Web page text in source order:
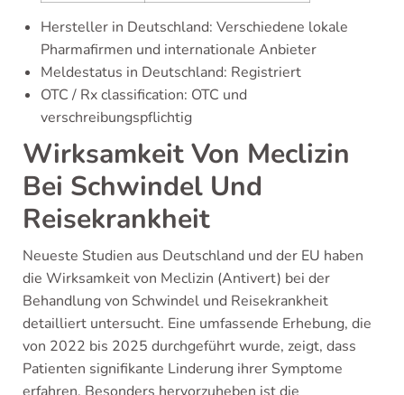
Hersteller in Deutschland: Verschiedene lokale
Pharmafirmen und internationale Anbieter
Meldestatus in Deutschland: Registriert
OTC / Rx classification: OTC und
verschreibungspflichtig
Wirksamkeit Von Meclizin
Bei Schwindel Und
Reisekrankheit
Neueste Studien aus Deutschland und der EU haben
die Wirksamkeit von Meclizin (Antivert) bei der
Behandlung von Schwindel und Reisekrankheit
detailliert untersucht. Eine umfassende Erhebung, die
von 2022 bis 2025 durchgeführt wurde, zeigt, dass
Patienten signifikante Linderung ihrer Symptome